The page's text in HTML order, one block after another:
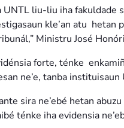
liu-liu iha fakuldade
kle’an atu hetan
Ministru José
forte, ténke
ne’e, tanba instituisaun
sira ne’ebé hetan
ténke iha evidensia